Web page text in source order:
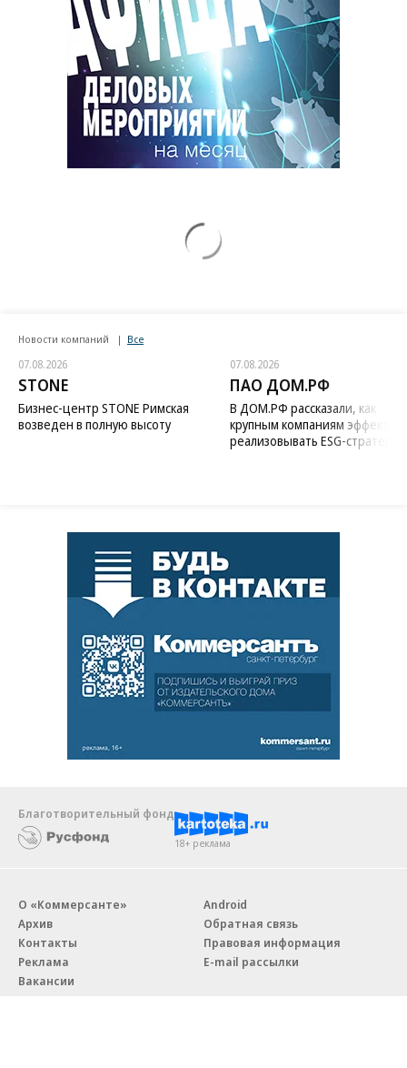
Новости компаний Все
07.08.2026
STONE
Бизнес-центр STONE Римская
возведен в полную высоту
07.08.2026
ПАО ДОМ.РФ
В ДОМ.РФ рассказали, как
крупным компаниям
реализовывать ESG-стратегию
Благотворительный фонд
18+ реклама
О «Коммерсанте»
Архив
Контакты
Реклама
Вакансии
Android
Обратная связь
Правовая информация
E-mail рассылки